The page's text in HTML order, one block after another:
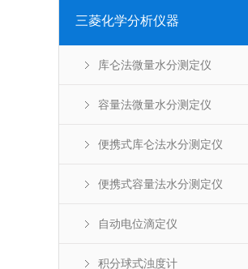
三菱化学分析仪器
库仑法微量水分测定仪
容量法微量水分测定仪
便携式库仑法水分测定仪
便携式容量法水分测定仪
自动电位滴定仪
积分球式浊度计